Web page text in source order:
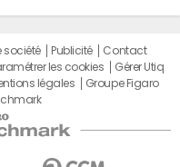
société Publicité
Contact
les cookies
Gérer Utiq
légales
Groupe Figaro